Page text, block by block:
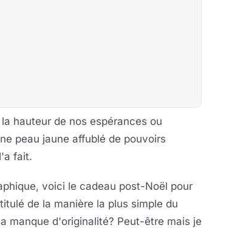
hauteur de nos espérances ou
peau jaune affublé de pouvoirs
fait.
voici le cadeau post-Noël pour
de la manière la plus simple du
manque d'originalité? Peut-être mais je